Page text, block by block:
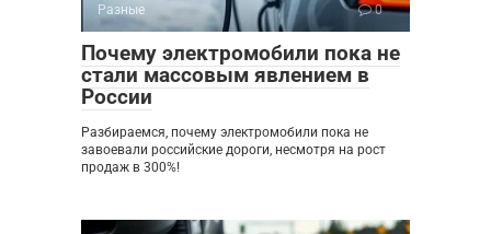
Разные 0
Почему электромобили пока не
стали массовым явлением в
России
Разбираемся, почему электромобили пока не
завоевали российские дороги, несмотря на рост
продаж в 300%!